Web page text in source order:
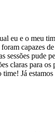
e o meu
capazes
claras para
Já